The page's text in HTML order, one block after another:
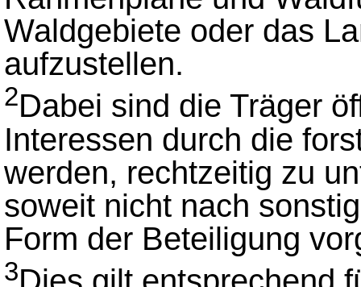
Waldgebiete oder das
aufzustellen.
2Dabei sind die Träger
Interessen durch die
werden, rechtzeitig zu
soweit nicht nach
Form der Beteiligung
3